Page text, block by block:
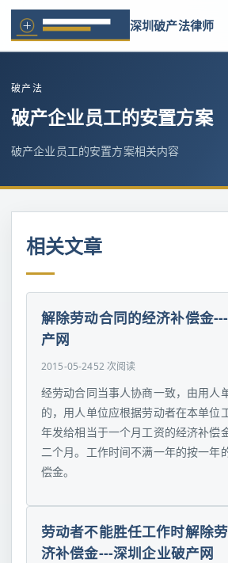
深圳破产法律师
破产法
破产企业员工的安置方案
破产企业员工的安置方案相关内容
相关文章
解除劳动合同的经济补偿金
产网
2015-05-2452 次阅读
经劳动合同当事人协商一致，由用人
的，用人单位应根据劳动者在本单位
年发给相当于一个月工资的经济补偿
二个月。工作时间不满一年的按一年
偿金。
劳动者不能胜任工作时解除
济补偿金---深圳企业破产网